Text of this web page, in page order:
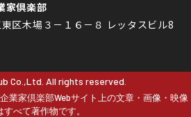
家倶楽部
区木場３－１６－８ レッタスビル8
Co.,Ltd. All rights reserved.
業家倶楽部Webサイト上の文章・画像・映像
すべて著作物です。